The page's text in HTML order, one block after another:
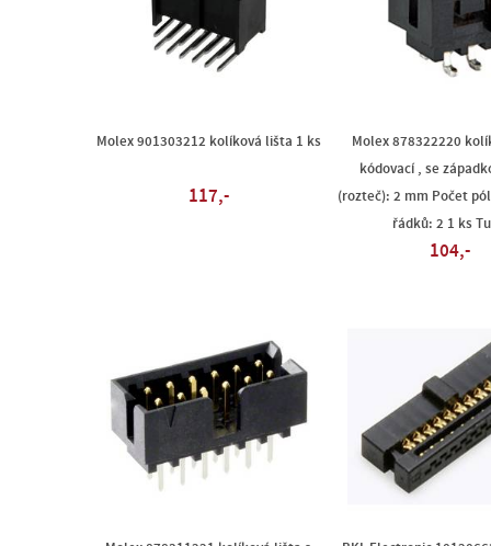
Molex 901303212 kolíková lišta 1 ks
117,-
Molex 878322220
kódovací , se
(rozteč): 2 mm Počet
řádků: 2 1 ks
104,-